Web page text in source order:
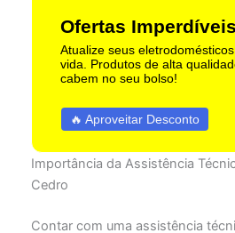
Ofertas
Atualize seus
vida. Produtos de alta
cabem no seu bolso!
🔥 Aproveitar Desconto
Importância da Assistência
Cedro
Contar com uma assistência